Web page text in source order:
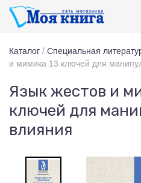
Каталог / Специальная
и мимика 13 ключей для
Язык жестов и
ключей для
влияния